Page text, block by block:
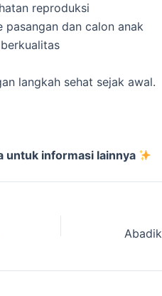
reproduksi
pasangan dan calon anak
langkah sehat sejak awal.
untuk informasi lainnya